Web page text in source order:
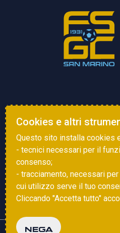
Cookies e altri
Questo sito installa cookies
- tecnici necessari per il
consenso;
- tracciamento, necessari
cui utilizzo serve il tuo
Cliccando "Accetta tutto"
NEGA